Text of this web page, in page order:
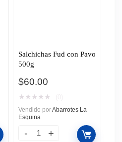
Salchichas Fud con Pavo
500g
$60.00
★ ★ ★ ★ ★
Vendido porAbarrotes La
Esquina